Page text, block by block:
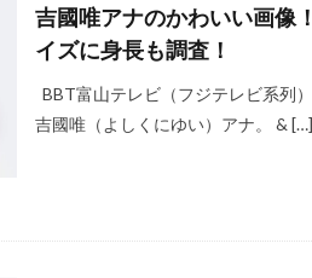
吉國唯アナのかわいい画像
イズに身長も調査！
BBT富山テレビ（フジテレビ系列
吉國唯（よしくにゆい）アナ。 & […]